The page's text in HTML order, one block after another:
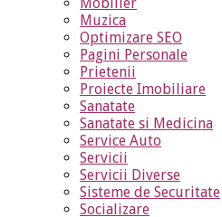
Muzica
Optimizare SEO
Pagini Personale
Prietenii
Proiecte Imobiliare
Sanatate
Sanatate si Medicina
Service Auto
Servicii
Servicii Diverse
Sisteme de Securitate
Socializare